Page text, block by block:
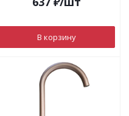
В корзину